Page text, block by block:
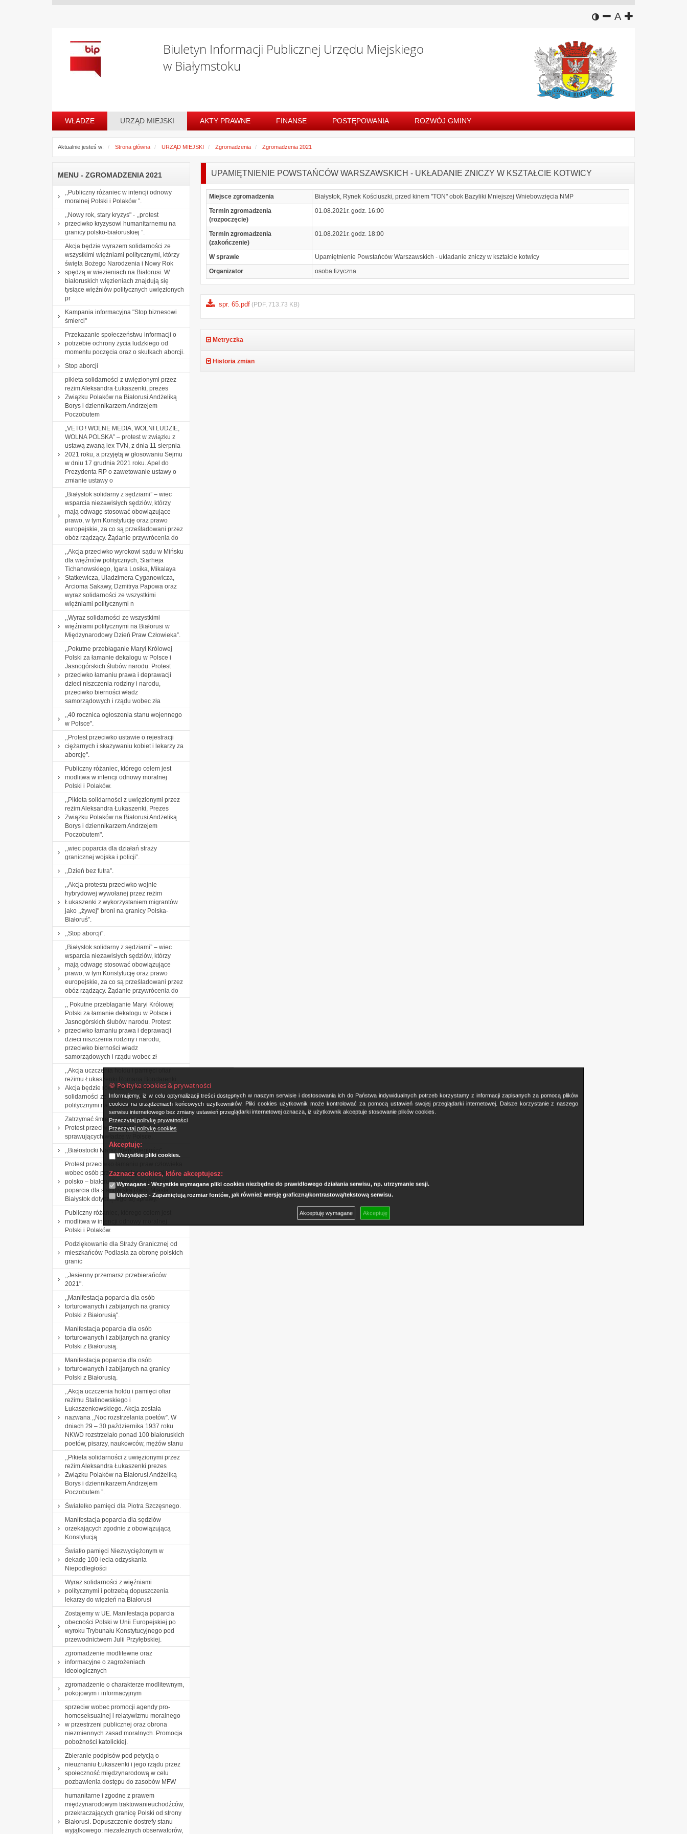
🍪 Polityka cookies & prywatności
Informujemy, iż w celu optymalizacji treści dostępnych w naszym serwisie i dostosowania ich do Państwa indywidualnych potrzeb korzystamy z informacji zapisanych za pomocą plików
cookies na urządzeniach końcowych użytkowników. Pliki cookies użytkownik może kontrolować za pomocą ustawień swojej przeglądarki internetowej. Dalsze korzystanie z naszego
serwisu internetowego bez zmiany ustawień przeglądarki internetowej oznacza, iż użytkownik akceptuje stosowanie plików cookies.
Przeczytaj politykę prywatności
Przeczytaj politykę cookies
Akceptuję:
Wszystkie pliki cookies.
Zaznacz cookies, które akceptujesz:
Wymagane - Wszystkie wymagane pliki cookies niezbędne do prawidłowego działania serwisu, np. utrzymanie sesji.
Ułatwiające - Zapamiętują rozmiar fontów, jak również wersję graficzną/kontrastową/tekstową serwisu.
Akceptuję wymagane Akceptuję
wersja kontrastowa
zmniejsz
Adomyślny
zwiększ
Biuletyn Informacji Publicznej Urzędu Miejskiego
w Białymstoku
WŁADZE URZĄD MIEJSKI AKTY PRAWNE FINANSE POSTĘPOWANIA ROZWÓJ GMINY
Aktualnie jesteś w: Strona główna URZĄD MIEJSKI Zgromadzenia Zgromadzenia 2021
MENU - ZGROMADZENIA 2021
,,Publiczny różaniec w intencji odnowy
moralnej Polski i Polaków ”.
,,Nowy rok, stary kryzys" - ,,protest
przeciwko kryzysowi humanitarnemu na
granicy polsko-białoruskiej ”.
Akcja będzie wyrazem solidarności ze
wszystkimi więźniami politycznymi, którzy
święta Bożego Narodzenia i Nowy Rok
spędzą w wiezieniach na Białorusi. W
białoruskich więzieniach znajdują się
tysiące więźniów politycznych uwięzionych
pr
Kampania informacyjna "Stop biznesowi
śmierci"
Przekazanie społeczeństwu informacji o
potrzebie ochrony życia ludzkiego od
momentu poczęcia oraz o skutkach aborcji.
Stop aborcji
pikieta solidarności z uwięzionymi przez
reżim Aleksandra Łukaszenki, prezes
Związku Polaków na Białorusi Andżeliką
Borys i dziennikarzem Andrzejem
Poczobutem
„VETO ! WOLNE MEDIA, WOLNI LUDZIE,
WOLNA POLSKA” – protest w związku z
ustawą zwaną lex TVN, z dnia 11 sierpnia
2021 roku, a przyjętą w głosowaniu Sejmu
w dniu 17 grudnia 2021 roku. Apel do
Prezydenta RP o zawetowanie ustawy o
zmianie ustawy o
„Białystok solidarny z sędziami” – wiec
wsparcia niezawisłych sędziów, którzy
mają odwagę stosować obowiązujące
prawo, w tym Konstytucję oraz prawo
europejskie, za co są prześladowani przez
obóz rządzący. Żądanie przywrócenia do
,,Akcja przeciwko wyrokowi sądu w Mińsku
dla więźniów politycznych, Siarheja
Tichanowskiego, Igara Losika, Mikalaya
Statkewicza, Uladzimera Cyganowicza,
Arcioma Sakawy, Dzmitrya Papowa oraz
wyraz solidarności ze wszystkimi
więźniami politycznymi n
,,Wyraz solidarności ze wszystkimi
więźniami politycznymi na Białorusi w
Międzynarodowy Dzień Praw Człowieka”.
,,Pokutne przebłaganie Maryi Królowej
Polski za łamanie dekalogu w Polsce i
Jasnogórskich ślubów narodu. Protest
przeciwko łamaniu prawa i deprawacji
dzieci niszczenia rodziny i narodu,
przeciwko bierności władz
samorządowych i rządu wobec zła
,,40 rocznica ogłoszenia stanu wojennego
w Polsce".
,,Protest przeciwko ustawie o rejestracji
ciężarnych i skazywaniu kobiet i lekarzy za
aborcję".
Publiczny różaniec, którego celem jest
modlitwa w intencji odnowy moralnej
Polski i Polaków.
,,Pikieta solidarności z uwięzionymi przez
reżim Aleksandra Łukaszenki, Prezes
Związku Polaków na Białorusi Andżeliką
Borys i dziennikarzem Andrzejem
Poczobutem".
,,wiec poparcia dla działań straży
granicznej wojska i policji”.
,,Dzień bez futra”.
,,Akcja protestu przeciwko wojnie
hybrydowej wywołanej przez reżim
Łukaszenki z wykorzystaniem migrantów
jako ,,żywej" broni na granicy Polska-
Białoruś”.
,,Stop aborcji".
„Białystok solidarny z sędziami” – wiec
wsparcia niezawisłych sędziów, którzy
mają odwagę stosować obowiązujące
prawo, w tym Konstytucję oraz prawo
europejskie, za co są prześladowani przez
obóz rządzący. Żądanie przywrócenia do
,, Pokutne przebłaganie Maryi Królowej
Polski za łamanie dekalogu w Polsce i
Jasnogórskich ślubów narodu. Protest
przeciwko łamaniu prawa i deprawacji
dzieci niszczenia rodziny i narodu,
przeciwko bierności władz
samorządowych i rządu wobec zł
,,Akcja uczczenia hołdu i pamięci ofiar
reżimu Łukaszenki Romana Bondarenki.
Akcja będzie również wyrazem
solidarności ze wszystkimi więźniami
politycznymi na Białorusi”.
Zatrzymać śmierć i tortury na granicy.
Protest przeciwko bezprawiu osób
sprawujących władzę w Polsce.
,,Białostocki Marsz Niepodległości".
Protest przeciwko łamaniu praw człowieka
wobec osób przekraczających granicę
polsko – białoruską oraz manifestacja
poparcia dla stanowiska Rady Miasta
Białystok dotyczącego tej sprawy.
Publiczny różaniec, którego celem jest
modlitwa w intencji odnowy moralnej
Polski i Polaków.
Podziękowanie dla Straży Granicznej od
mieszkańców Podlasia za obronę polskich
granic
,,Jesienny przemarsz przebierańców
2021".
,,Manifestacja poparcia dla osób
torturowanych i zabijanych na granicy
Polski z Białorusią".
Manifestacja poparcia dla osób
torturowanych i zabijanych na granicy
Polski z Białorusią.
Manifestacja poparcia dla osób
torturowanych i zabijanych na granicy
Polski z Białorusią.
,,Akcja uczczenia hołdu i pamięci ofiar
reżimu Stalinowskiego i
Łukaszenkowskiego. Akcja została
nazwana ,,Noc rozstrzelania poetów”. W
dniach 29 – 30 października 1937 roku
NKWD rozstrzelało ponad 100 białoruskich
poetów, pisarzy, naukowców, mężów stanu
,,Pikieta solidarności z uwięzionymi przez
reżim Aleksandra Łukaszenki prezes
Związku Polaków na Białorusi Andżeliką
Borys i dziennikarzem Andrzejem
Poczobutem ”.
Światełko pamięci dla Piotra Szczęsnego.
Manifestacja poparcia dla sędziów
orzekających zgodnie z obowiązującą
Konstytucją
Światło pamięci Niezwyciężonym w
dekadę 100-lecia odzyskania
Niepodległości
Wyraz solidarności z więźniami
politycznymi i potrzebą dopuszczenia
lekarzy do więzień na Białorusi
Zostajemy w UE. Manifestacja poparcia
obecności Polski w Unii Europejskiej po
wyroku Trybunału Konstytucyjnego pod
przewodnictwem Julii Przyłębskiej.
zgromadzenie modlitewne oraz
informacyjne o zagrożeniach
ideologicznych
zgromadzenie o charakterze modlitewnym,
pokojowym i informacyjnym
sprzeciw wobec promocji agendy pro-
homoseksualnej i relatywizmu moralnego
w przestrzeni publicznej oraz obrona
niezmiennych zasad moralnych. Promocja
pobożności katolickiej.
Zbieranie podpisów pod petycją o
nieuznaniu Łukaszenki i jego rządu przez
społeczność międzynarodową w celu
pozbawienia dostępu do zasobów MFW
humanitarne i zgodne z prawem
międzynarodowym traktowanieuchodźców,
przekraczających granicę Polski od strony
Białorusi. Dopuszczenie dostrefy stanu
wyjątkowego: niezależnych obserwatorów,
UPAMIĘTNIENIE POWSTAŃCÓW WARSZAWSKICH - UKŁADANIE ZNICZY W KSZTAŁCIE KOTWICY
Miejsce zgromadzenia
Białystok, Rynek Kościuszki, przed kinem "TON" obok Bazyliki Mniejszej Wniebowzięcia NMP
Termin zgromadzenia
(rozpoczęcie)
01.08.2021r. godz. 16:00
Termin zgromadzenia
(zakończenie)
01.08.2021r. godz. 18:00
W sprawie
Upamiętnienie Powstańców Warszawskich - układanie zniczy w kształcie kotwicy
Organizator
osoba fizyczna
spr. 65.pdf (PDF, 713.73 KB)
Metryczka
Historia zmian